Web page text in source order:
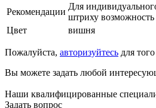
Рекомендации
Для
штриху возможность
Цвет
вишня
Пожалуйста, авторизуйтесь для
Вы можете задать любой
Наши квалифицированные
Задать вопрос